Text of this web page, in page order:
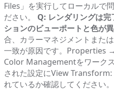
Files」を実行してローカルで
ださい。 Q: レンダリングは
ションのビューポートと色が異
合、カラーマネジメントまた
一致が原因です。Properties
Color Managementをワーク
された設定にView
れているか確認してください